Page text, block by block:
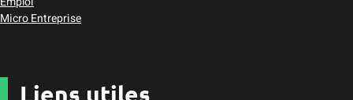
Micro Entreprise